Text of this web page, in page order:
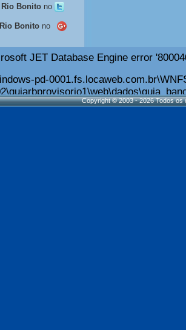
Rio Bonito no
Rio Bonito no
Copyright © 2003 - 2026 Todos